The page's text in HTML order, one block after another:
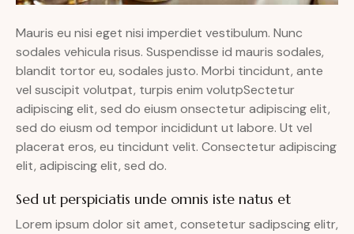
Mauris eu nisi eget nisi imperdiet vestibulum. Nunc
sodales vehicula risus. Suspendisse id mauris sodales,
blandit tortor eu, sodales justo. Morbi tincidunt, ante
vel suscipit volutpat, turpis enim volutpSectetur
adipiscing elit, sed do eiusm onsectetur adipiscing elit,
sed do eiusm od tempor incididunt ut labore. Ut vel
placerat eros, eu tincidunt velit. Consectetur adipiscing
elit, adipiscing elit, sed do.
Sed ut perspiciatis unde omnis iste natus et
Lorem ipsum dolor sit amet, consetetur sadipscing elitr,